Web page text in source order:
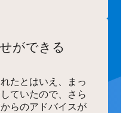
ができる
たとはいえ、まっ
ていたので、さら
らのアドバイスが